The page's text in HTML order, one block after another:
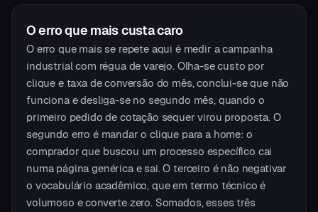
O erro que mais custa caro
O erro que mais se repete aqui é medir a campanha
industrial com régua de varejo. Olha-se custo por
clique e taxa de conversão do mês, conclui-se que não
funciona e desliga-se no segundo mês, quando o
primeiro pedido de cotação sequer virou proposta. O
segundo erro é mandar o clique para a home: o
comprador que buscou um processo específico cai
numa página genérica e sai. O terceiro é não negativar
o vocabulário acadêmico, que em termo técnico é
volumoso e converte zero. Somados, esses três